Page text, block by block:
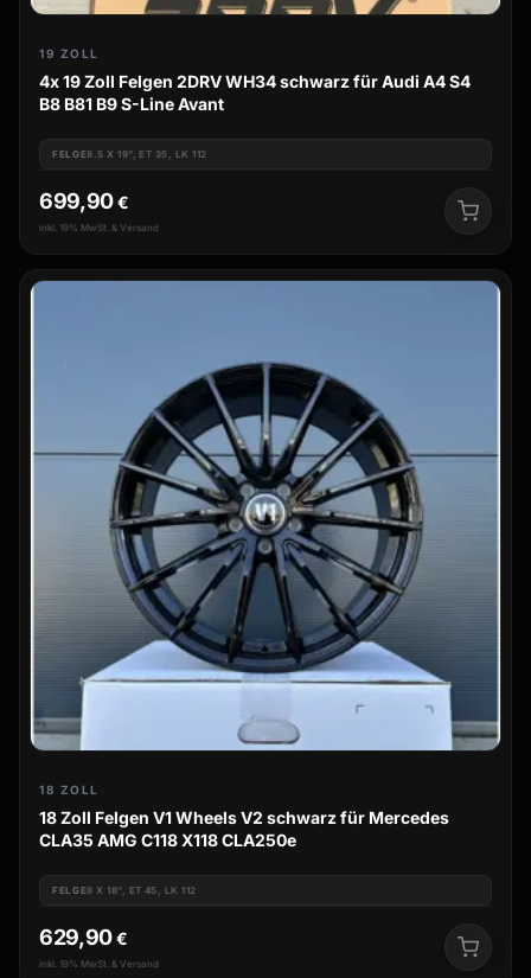
19 ZOLL
4x 19 Zoll Felgen 2DRV WH34 schwarz für Audi A4 S4
B8 B81 B9 S-Line Avant
FELGE8.5 X 19", ET 35, LK 112
699,90€
inkl. 19% MwSt. & Versand
18 ZOLL
18 Zoll Felgen V1 Wheels V2 schwarz für Mercedes
CLA35 AMG C118 X118 CLA250e
FELGE8 X 18", ET 45, LK 112
629,90€
inkl. 19% MwSt. & Versand